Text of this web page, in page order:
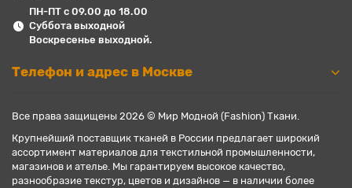
ПН-ПТ с 09.00 до 18.00
Суббота выходной
Воскресенье выходной.
Телефон и адрес в Москве
Все права защищены 2026 © Мир Модной (Fashion) Ткани.
Крупнейший поставщик тканей в России предлагает широкий
ассортимент материалов для текстильной промышленности,
магазинов и ателье. Мы гарантируем высокое качество,
разнообразие текстур, цветов и дизайнов — в наличии более